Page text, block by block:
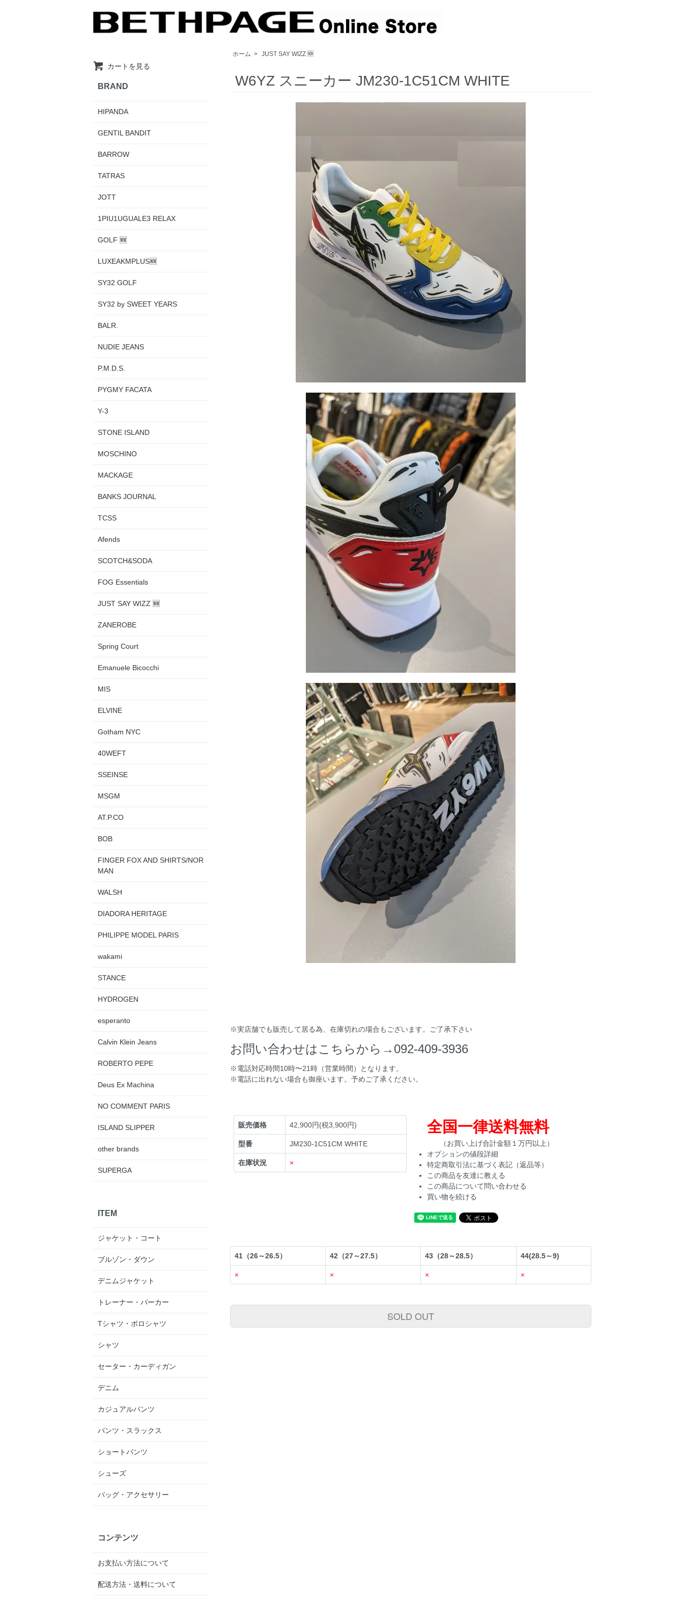
ホーム > JUST SAY WIZZ 🆕
W6YZ スニーカー JM230-1C51CM WHITE
※実店舗でも販売して居る為、在庫切れの場合もございます。ご了承下さい
お問い合わせはこちらから→ 092-409-3936
※電話対応時間10時〜21時（営業時間）となります。
※電話に出れない場合も御座います。予めご了承ください。
販売価格 42,900円(税3,900円)
型番 JM230-1C51CM WHITE
在庫状況 ×
全国一律送料無料
（お買い上げ合計金額１万円以上）
オプションの値段詳細
特定商取引法に基づく表記（返品等）
この商品を友達に教える
この商品について問い合わせる
買い物を続ける
41（26～26.5） 42（27～27.5） 43（28～28.5） 44(28.5～9)
× × × ×
SOLD OUT
カートを見る
BRAND
HIPANDA
GENTIL BANDIT
BARROW
TATRAS
JOTT
1PIU1UGUALE3 RELAX
GOLF 🆕
LUXEAKMPLUS🆕
SY32 GOLF
SY32 by SWEET YEARS
BALR.
NUDIE JEANS
P.M.D.S.
PYGMY FACATA
Y-3
STONE ISLAND
MOSCHINO
MACKAGE
BANKS JOURNAL
TCSS
Afends
SCOTCH&SODA
FOG Essentials
JUST SAY WIZZ 🆕
ZANEROBE
Spring Court
Emanuele Bicocchi
MIS
ELVINE
Gotham NYC
40WEFT
SSEINSE
MSGM
AT.P.CO
BOB
FINGER FOX AND SHIRTS/NOR
MAN
WALSH
DIADORA HERITAGE
PHILIPPE MODEL PARIS
wakami
STANCE
HYDROGEN
esperanto
Calvin Klein Jeans
ROBERTO PEPE
Deus Ex Machina
NO COMMENT PARIS
ISLAND SLIPPER
other brands
SUPERGA
ITEM
ジャケット・コート
ブルゾン・ダウン
デニムジャケット
トレーナー・パーカー
Tシャツ・ポロシャツ
シャツ
セーター・カーディガン
デニム
カジュアルパンツ
パンツ・スラックス
ショートパンツ
シューズ
バッグ・アクセサリー
コンテンツ
お支払い方法について
配送方法・送料について